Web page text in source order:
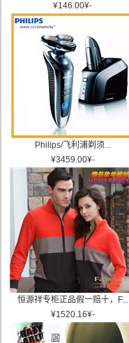
¥146.00¥-
Philips/飞利浦剃须...
¥3459.00¥-
恒源祥专柜正品假一赔十，F...
¥1520.16¥-